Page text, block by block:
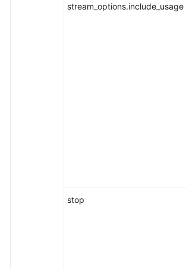
stream_options.include_usage
stop